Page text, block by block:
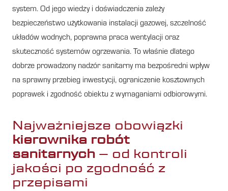
system. Od jego wiedzy i doświadczenia zależy
bezpieczeństwo użytkowania instalacji gazowej, szczelność
układów wodnych, poprawna praca wentylacji oraz
skuteczność systemów ogrzewania. To właśnie dlatego
dobrze prowadzony nadzór sanitarny ma bezpośredni wpływ
na sprawny przebieg inwestycji, ograniczenie kosztownych
poprawek i zgodność obiektu z wymaganiami odbiorowymi.
Najważniejsze obowiązki
kierownika robót
sanitarnych – od kontroli
jakości po zgodność z
przepisami